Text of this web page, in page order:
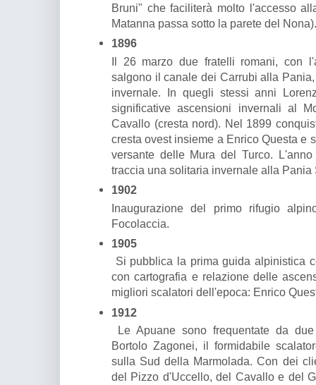
Bruni" che faciliterà molto l'accesso
Matanna passa sotto la parete del Nona).
1896
Il 26 marzo due fratelli romani, con
salgono il canale dei Carrubi alla
invernale. In quegli stessi anni
significative ascensioni invernali al
Cavallo (cresta nord). Nel 1899
cresta ovest insieme a Enrico Questa e
versante delle Mura del Turco.
traccia una solitaria invernale alla Pania
1902
Inaugurazione del primo rifugio
Focolaccia.
1905
Si pubblica la prima guida alpinistica
con cartografia e relazione delle
migliori scalatori dell'epoca: Enrico
1912
Le Apuane sono frequentate da
Bortolo Zagonei, il formidabile
sulla Sud della Marmolada. Con dei
del Pizzo d'Uccello, del Cavallo e del